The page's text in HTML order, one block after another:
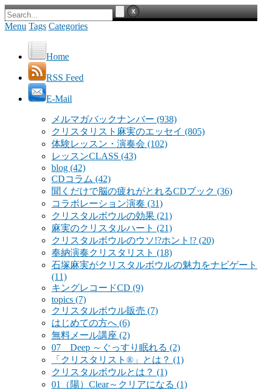
Menu Tags Categories
Home
RSS Feed
E-Mail
メルマガバックナンバー (938)
クリスタリスト麻実のエッセイ (805)
体験レッスン・演奏会 (102)
レッスンCLASS (43)
blog (42)
CDコラム (42)
聞くだけで脳の疲れがとれるCDブック (36)
コラボレーション演奏 (31)
クリスタルボウルの効果 (21)
麻実のクリスタルハート (21)
クリスタルボウルのウソ!?ホント!? (20)
奉納演奏クリスタリスト (18)
石塚麻実がクリスタルボウルの魅力をナビゲート
(11)
キングレコードCD (9)
topics (7)
クリスタルボウル販売 (7)
はじめての方へ (6)
無料メール講座 (2)
07 Deep ～ぐっすり眠れる (2)
「クリスタリスト®」とは？ (1)
クリスタルボウルとは？ (1)
01（陽）Clear～クリアになる (1)